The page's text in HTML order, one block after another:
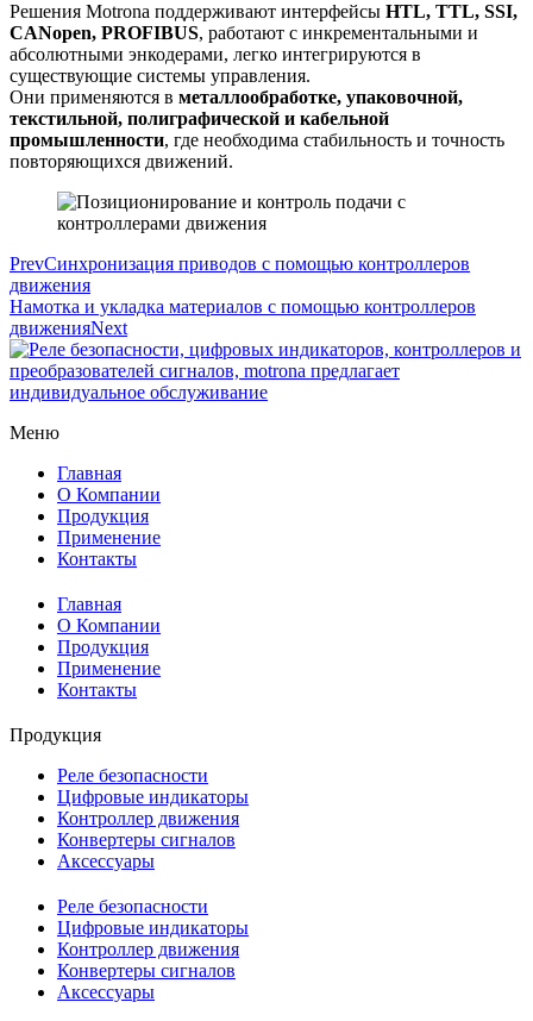
Решения Motrona поддерживают интерфейсы HTL, TTL, SSI,
CANopen, PROFIBUS, работают с инкрементальными и
абсолютными энкодерами, легко интегрируются в
существующие системы управления.
Они применяются в металлообработке, упаковочной,
текстильной, полиграфической и кабельной
промышленности, где необходима стабильность и точность
повторяющихся движений.
PrevСинхронизация приводов с помощью контроллеров
движения
Намотка и укладка материалов с помощью контроллеров
движенияNext
Меню
Главная
О Компании
Продукция
Применение
Контакты
Главная
О Компании
Продукция
Применение
Контакты
Продукция
Реле безопасности
Цифровые индикаторы
Контроллер движения
Конвертеры сигналов
Аксессуары
Реле безопасности
Цифровые индикаторы
Контроллер движения
Конвертеры сигналов
Аксессуары